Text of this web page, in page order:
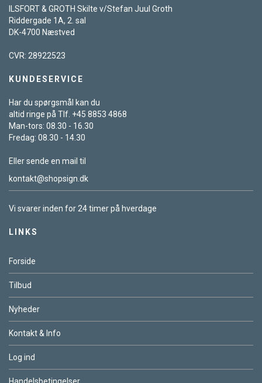
ILSFORT & GROTH Skilte v/Stefan Juul Groth
Riddergade 1A, 2. sal
DK-4700 Næstved
CVR: 28922523
KUNDESERVICE
Har du spørgsmål kan du
altid ringe på Tlf. +45 8853 4868
Man-tors: 08.30 - 16.30
Fredag: 08.30 - 14.30
Eller sende en mail til
kontakt@shopsign.dk
Vi svarer inden for 24 timer på hverdage
LINKS
Forside
Tilbud
Nyheder
Kontakt & Info
Log ind
Handelsbetingelser